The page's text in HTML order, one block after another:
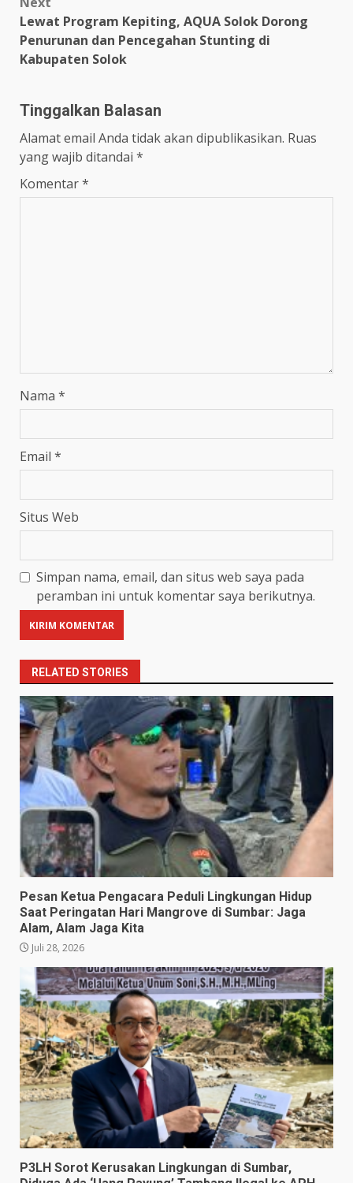
Lewat Program Kepiting, AQUA Solok Dorong
Penurunan dan Pencegahan Stunting di
Kabupaten Solok
Tinggalkan Balasan
Alamat email Anda tidak akan dipublikasikan. Ruas
yang wajib ditandai *
Komentar*
Nama *
Email *
Situs Web
Simpan nama, email, dan situs web saya pada
peramban ini untuk komentar saya berikutnya.
RELATED STORIES
Pesan Ketua Pengacara Peduli Lingkungan Hidup
Saat Peringatan Hari Mangrove di Sumbar: Jaga
Alam, Alam Jaga Kita
Juli 28, 2026
P3LH Sorot Kerusakan Lingkungan di Sumbar,